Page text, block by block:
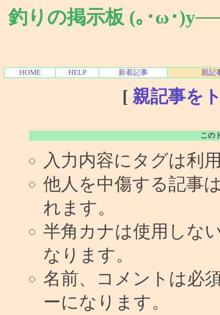
釣りの掲示板 (｡･ω･
HOME HELP 新着記事 親記
[ 親記事を
この
入力内容にタグは利
他人を中傷する記事
れます。
半角カナは使用しな
なります。
名前、コメントは必
ーになります。